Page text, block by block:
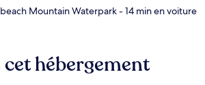
Mountain Waterpark- 14 min en voiture
hébergement